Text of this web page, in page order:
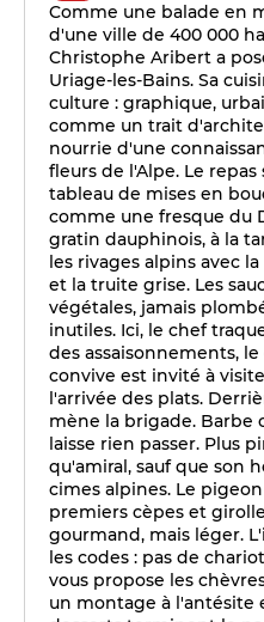
Comme une balade en
d'une ville de 400 000
Christophe Aribert a
Uriage-les-Bains. Sa
culture : graphique,
comme un trait
nourrie d'une
fleurs de l'Alpe. Le
tableau de mises en
comme une fresque du
gratin dauphinois, à la
les rivages alpins avec
et la truite grise. Les
végétales, jamais
inutiles. Ici, le chef
des assaisonnements,
convive est invité à
l'arrivée des plats.
mène la brigade.
laisse rien passer. Plus
qu'amiral, sauf que son
cimes alpines. Le
premiers cèpes et
gourmand, mais léger.
les codes : pas de
vous propose les
un montage à l'antésite